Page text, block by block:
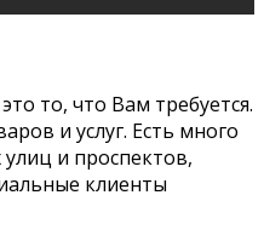
то, что Вам требуется.
и услуг. Есть много
и проспектов,
клиенты